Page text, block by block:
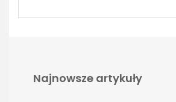
Najnowsze artykuły